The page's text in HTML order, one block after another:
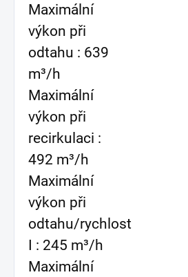
Maximální
výkon při
odtahu : 639
m³/h
Maximální
výkon při
recirkulaci :
492 m³/h
Maximální
výkon při
odtahu/rychlost
I : 245 m³/h
Maximální